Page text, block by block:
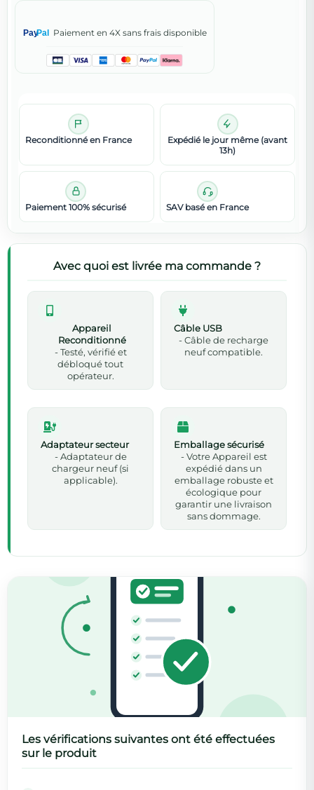
PayPal Paiement en 4X sans frais disponible
Reconditionné en France
Expédié le jour même (avant
13h)
Paiement 100% sécurisé SAV basé en France
Avec quoi est livrée ma commande ?
Appareil
Reconditionné
- Testé, vérifié et
débloqué tout
opérateur.
Câble USB
- Câble de recharge
neuf compatible.
Adaptateur secteur
- Adaptateur de
chargeur neuf (si
applicable).
Emballage sécurisé
- Votre Appareil est
expédié dans un
emballage robuste et
écologique pour
garantir une livraison
sans dommage.
Les vérifications suivantes ont été effectuées
sur le produit